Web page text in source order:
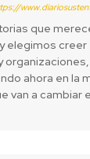
que
elegimos creer
ahora en la
van a cambiar